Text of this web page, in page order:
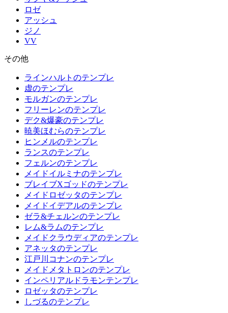
ロゼ
アッシュ
ジノ
VV
その他
ラインハルトのテンプレ
虚のテンプレ
モルガンのテンプレ
フリーレンのテンプレ
デク&爆豪のテンプレ
暁美ほむらのテンプレ
ヒンメルのテンプレ
ランスのテンプレ
フェルンのテンプレ
メイドイルミナのテンプレ
ブレイブXゴッドのテンプレ
メイドロゼッタのテンプレ
メイドイデアルのテンプレ
ゼラ&チェルンのテンプレ
レム&ラムのテンプレ
メイドクラウディアのテンプレ
アネッタのテンプレ
江戸川コナンのテンプレ
メイドメタトロンのテンプレ
インペリアルドラモンテンプレ
ロゼッタのテンプレ
しづるのテンプレ